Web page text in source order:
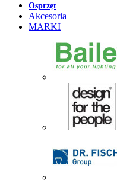
Osprzęt
Akcesoria
MARKI